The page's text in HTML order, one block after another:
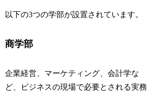
以下の3つの学部が設置されています。
商学部
企業経営、マーケティング、会計学な
ど、ビジネスの現場で必要とされる実務